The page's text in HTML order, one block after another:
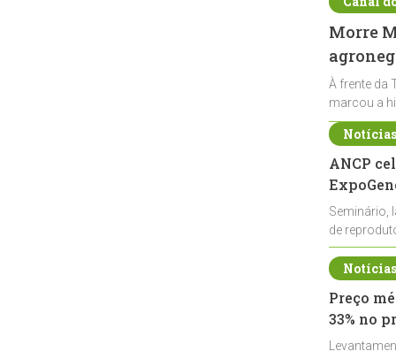
Morre
À frente da
marcou a
ANCP
Seminário,
de
durante a
Preço
33% no